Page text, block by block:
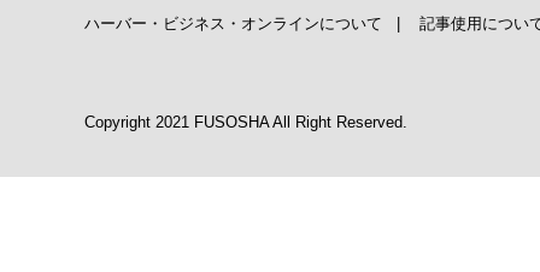
ハーバー・ビジネス・オンラインについて 記事使用につい
Copyright 2021 FUSOSHA All Right Reserved.